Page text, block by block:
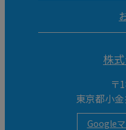
株
〒
東京都小
Google